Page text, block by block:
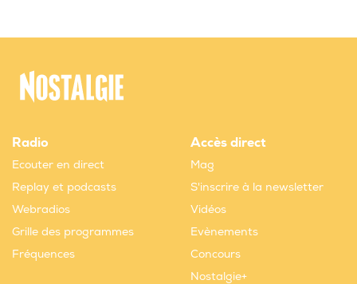
Radio
Ecouter en direct
Replay et podcasts
Webradios
Grille des programmes
Fréquences
Accès direct
Mag
S'inscrire à la newsletter
Vidéos
Evènements
Concours
Nostalgie+